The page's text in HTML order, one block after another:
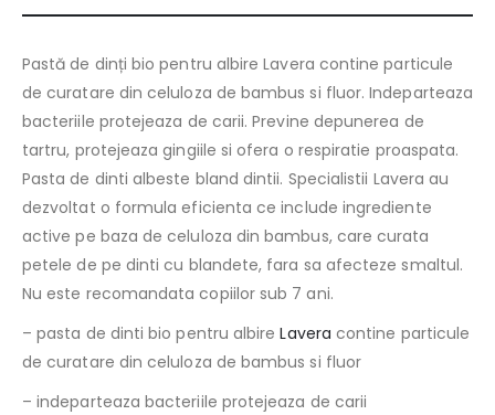
Pastă de dinți bio pentru albire Lavera contine particule
de curatare din celuloza de bambus si fluor. Indeparteaza
bacteriile protejeaza de carii. Previne depunerea de
tartru, protejeaza gingiile si ofera o respiratie proaspata.
Pasta de dinti albeste bland dintii. Specialistii Lavera au
dezvoltat o formula eficienta ce include ingrediente
active pe baza de celuloza din bambus, care curata
petele de pe dinti cu blandete, fara sa afecteze smaltul.
Nu este recomandata copiilor sub 7 ani.
– pasta de dinti bio pentru albireLavera contine particule
de curatare din celuloza de bambus si fluor
– indeparteaza bacteriile protejeaza de carii